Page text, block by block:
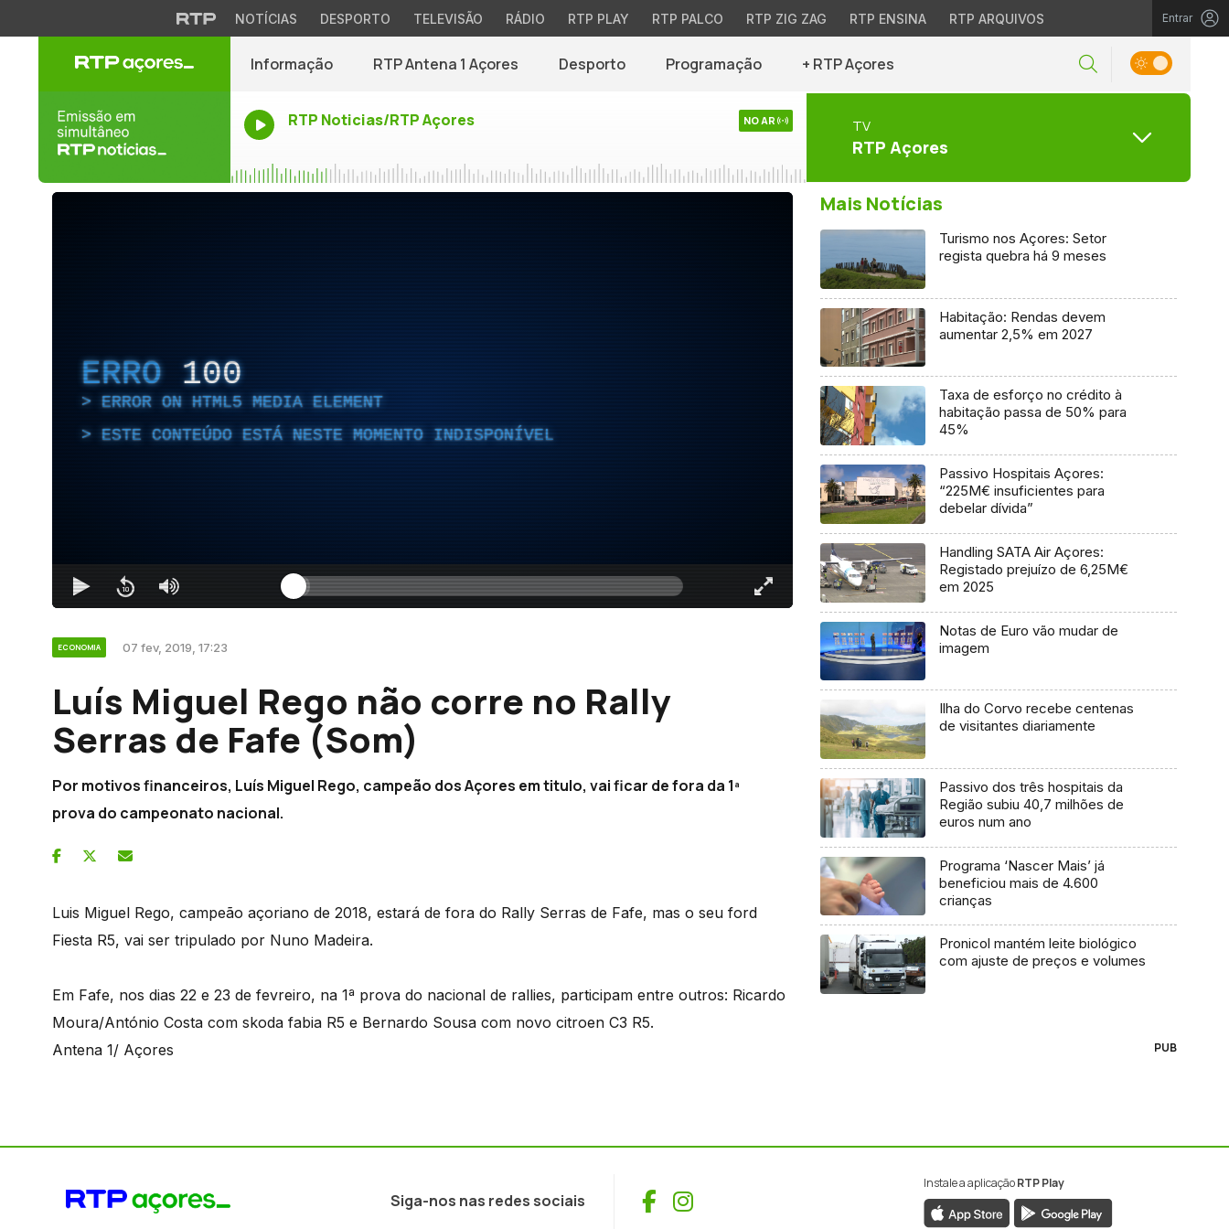
NOTÍCIAS DESPORTO TELEVISÃO RÁDIO RTP PLAY RTP PALCO RTP ZIG ZAG RTP ENSINA RTP ARQUIVOS Entrar
Informação RTP Antena 1 Açores Desporto Programação + RTP Açores
RTP Noticias/RTP Açores NO AR TV
RTP Açores
ERRO 100
ERROR ON HTML5 MEDIA ELEMENT
ESTE CONTEÚDO ESTÁ NESTE MOMENTO INDISPONÍVEL
ECONOMIA 07 fev, 2019, 17:23
Luís Miguel Rego não corre no Rally
Serras de Fafe (Som)
Por motivos financeiros, Luís Miguel Rego, campeão dos Açores em titulo, vai ficar de fora da 1ª
prova do campeonato nacional.
Luis Miguel Rego, campeão açoriano de 2018, estará de fora do Rally Serras de Fafe, mas o seu ford
Fiesta R5, vai ser tripulado por Nuno Madeira.
Em Fafe, nos dias 22 e 23 de fevreiro, na 1ª prova do nacional de rallies, participam entre outros: Ricardo
Moura/António Costa com skoda fabia R5 e Bernardo Sousa com novo citroen C3 R5.
Antena 1/ Açores
Mais Notícias
Turismo nos Açores: Setor
regista quebra há 9 meses
Habitação: Rendas devem
aumentar 2,5% em 2027
Taxa de esforço no crédito à
habitação passa de 50% para
45%
Passivo Hospitais Açores:
“225M€ insuficientes para
debelar dívida”
Handling SATA Air Açores:
Registado prejuízo de 6,25M€
em 2025
Notas de Euro vão mudar de
imagem
Ilha do Corvo recebe centenas
de visitantes diariamente
Passivo dos três hospitais da
Região subiu 40,7 milhões de
euros num ano
Programa ‘Nascer Mais’ já
beneficiou mais de 4.600
crianças
Pronicol mantém leite biológico
com ajuste de preços e volumes
PUB
Siga-nos nas redes sociais Facebook
Instagram
Instale a aplicaçãoRTP Play